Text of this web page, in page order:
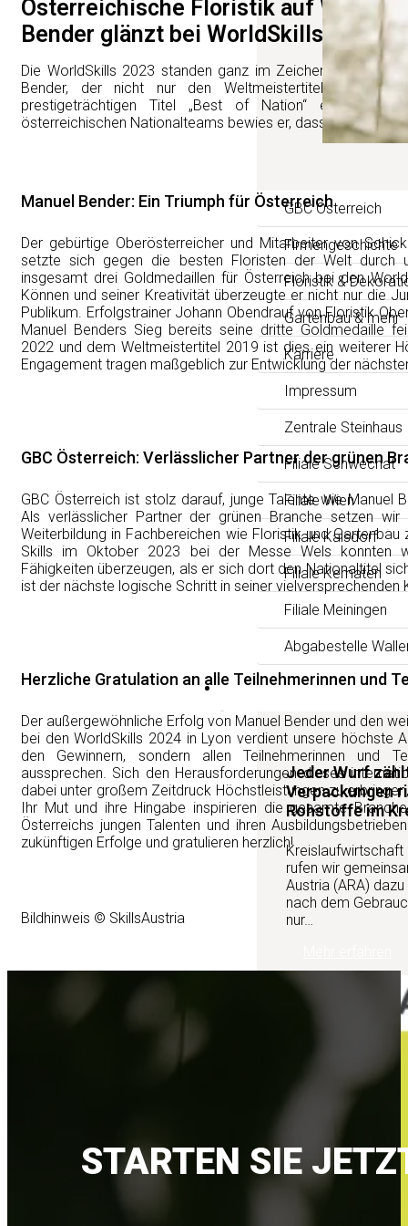
GBC Österreich
Firmengeschichte
Floristik &
Gartenbau & mehr
Karriere
Impressum
Zentrale Steinhaus
Filiale Schwechat
Filiale Wien
Filiale Kalsdorf
Filiale Kematen
Filiale Meiningen
Abgabestelle
News
Jeder Wurf
Verpackungen
Rohstoffe im
Kreislaufwirtschaft
rufen wir
Austria (ARA)
nach dem
nur…
Österreichische Floristik auf
Bender glänzt bei WorldSkills
Die WorldSkills 2023 standen ganz im Zeichen
Bender, der nicht nur den Weltmeistertitel in der
prestigeträchtigen Titel „Best of Nation“ erlangte.
österreichischen Nationalteams bewies er, dass Talent und
Manuel Bender: Ein Triumph für Österreich
Der gebürtige Oberösterreicher und Mitarbeiter von
setzte sich gegen die besten Floristen der Welt durch
insgesamt drei Goldmedaillen für Österreich bei den
Können und seiner Kreativität überzeugte er nicht nur die
Publikum. Erfolgstrainer Johann Obendrauf von Floristik
Manuel Benders Sieg bereits seine dritte Goldmedaille
2022 und dem Weltmeistertitel 2019 ist dies ein weiterer
Engagement tragen maßgeblich zur Entwicklung der
GBC Österreich: Verlässlicher Partner der grünen
GBC Österreich ist stolz darauf, junge Talente wie Manuel
Als verlässlicher Partner der grünen Branche setzen
Weiterbildung in Fachbereichen wie Floristik und
Skills im Oktober 2023 bei der Messe Wels konnten
Fähigkeiten überzeugen, als er sich dort den Nationaltitel
ist der nächste logische Schritt in seiner vielversprechenden
Herzliche Gratulation an alle Teilnehmerinnen und
Der außergewöhnliche Erfolg von Manuel Bender und den
bei den WorldSkills 2024 in Lyon verdient unsere höchste
den Gewinnern, sondern allen Teilnehmerinnen und
aussprechen. Sich den Herausforderungen dieses
dabei unter großem Zeitdruck Höchstleistungen zu
Ihr Mut und ihre Hingabe inspirieren die gesamte
Österreichs jungen Talenten und ihren
zukünftigen Erfolge und gratulieren herzlich!
Bildhinweis © SkillsAustria
STARTEN SIE